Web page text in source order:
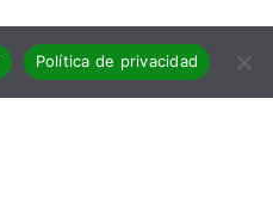
Política de privacidad